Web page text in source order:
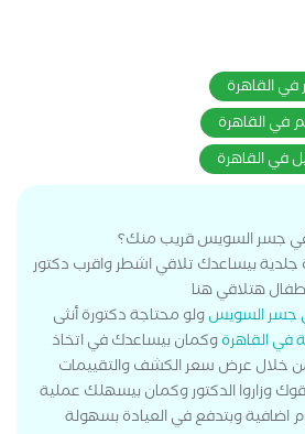
في القاهرة
في القاهرة
في القاهرة
في جسر السويس قريب منك؟
بيساعدك تلاقي اشطر واقرب دكتور
هتلاقي هنا
جسر السويسولو محتاجة دكتورة أنثى
في القاهرةوكمان بيساعدك في اتخاذ
من خلال عرض سعر الكشف والتقييمات
وزاروا الدكتور وكمان بيسهلك عملية
اضافية وبتدفع في العيادة بسهولة